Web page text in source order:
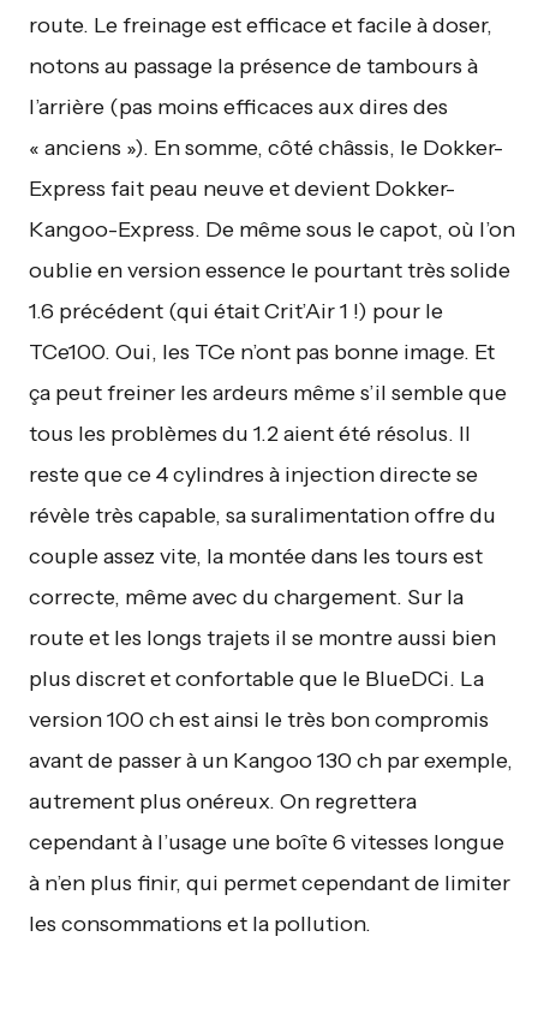
route. Le freinage est efficace et facile à doser,
notons au passage la présence de tambours à
l’arrière (pas moins efficaces aux dires des
« anciens »). En somme, côté châssis, le Dokker-
Express fait peau neuve et devient Dokker-
Kangoo-Express. De même sous le capot, où l’on
oublie en version essence le pourtant très solide
1.6 précédent (qui était Crit’Air 1 !) pour le
TCe100. Oui, les TCe n’ont pas bonne image. Et
ça peut freiner les ardeurs même s’il semble que
tous les problèmes du 1.2 aient été résolus. Il
reste que ce 4 cylindres à injection directe se
révèle très capable, sa suralimentation offre du
couple assez vite, la montée dans les tours est
correcte, même avec du chargement. Sur la
route et les longs trajets il se montre aussi bien
plus discret et confortable que le BlueDCi. La
version 100 ch est ainsi le très bon compromis
avant de passer à un Kangoo 130 ch par exemple,
autrement plus onéreux. On regrettera
cependant à l’usage une boîte 6 vitesses longue
à n’en plus finir, qui permet cependant de limiter
les consommations et la pollution.